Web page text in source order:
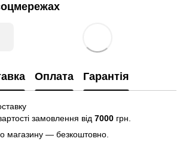
Оплата Гарантія
замовлення від 7000 грн.
магазину — безкоштовно.